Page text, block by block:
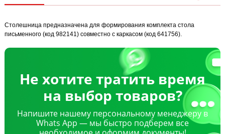
Столешница предназначена для формирования комплекта стола
письменного (код 982141) совместно с каркасом (код 641756).
Не хотите тратить время
на выбор товаров?
Напишите нашему персональному менеджеру в
Whats App — мы быстро подберем все